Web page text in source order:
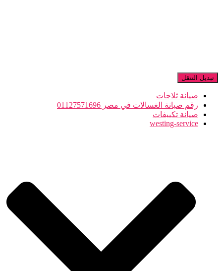
تبديل التنقل
صيانة ثلاجات
رقم صيانة الغسالات في مصر 01127571696
صيانة تكييفات
westing-service